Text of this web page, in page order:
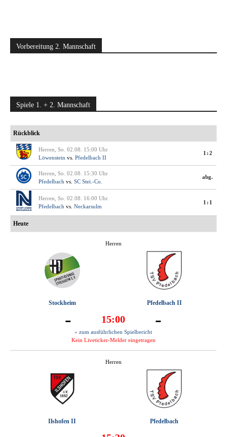
Vorbereitung 2. Mannschaft
Spiele 1. + 2. Mannschaft
Rückblick
Herren, So. 02.08. 15:00 Uhr
Löwenstein vs. Pfedelbach II
1:2
Herren, So. 02.08. 15:30 Uhr
Pfedelbach vs. SC Stei.-Co.
abg.
Herren, So. 02.08. 16:00 Uhr
Pfedelbach vs. Neckarsulm
1:1
Heute
Herren
Stockheim Pfedelbach II
- 15:00 -
» zum ausführlichen Spielbericht
Kein Liveticker-Melder eingetragen
Herren
Ilshofen II Pfedelbach